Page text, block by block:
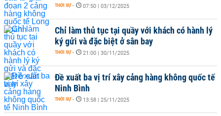
THỜI SỰ - 07:50 | 03/12/2025
Chỉ làm thủ tục tại quầy với khách có hành lý
ký gửi và đặc biệt ở sân bay
THỜI SỰ - 21:00 | 30/11/2025
Đề xuất ba vị trí xây cảng hàng không quốc tế
Ninh Bình
THỜI SỰ - 13:58 | 25/11/2025